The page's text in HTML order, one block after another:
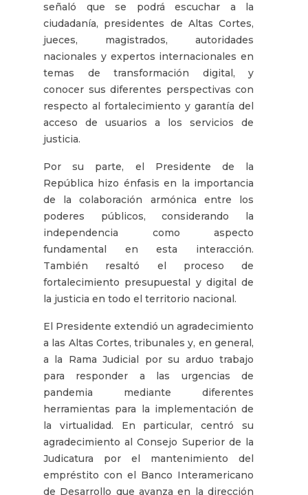
señaló que se podrá escuchar a la
ciudadanía, presidentes de Altas Cortes,
jueces, magistrados, autoridades
nacionales y expertos internacionales en
temas de transformación digital, y
conocer sus diferentes perspectivas con
respecto al fortalecimiento y garantía del
acceso de usuarios a los servicios de
justicia.
Por su parte, el Presidente de la
República hizo énfasis en la importancia
de la colaboración armónica entre los
poderes públicos, considerando la
independencia como aspecto
fundamental en esta interacción.
También resaltó el proceso de
fortalecimiento presupuestal y digital de
la justicia en todo el territorio nacional.
El Presidente extendió un agradecimiento
a las Altas Cortes, tribunales y, en general,
a la Rama Judicial por su arduo trabajo
para responder a las urgencias de
pandemia mediante diferentes
herramientas para la implementación de
la virtualidad. En particular, centró su
agradecimiento al Consejo Superior de la
Judicatura por el mantenimiento del
empréstito con el Banco Interamericano
de Desarrollo que avanza en la dirección